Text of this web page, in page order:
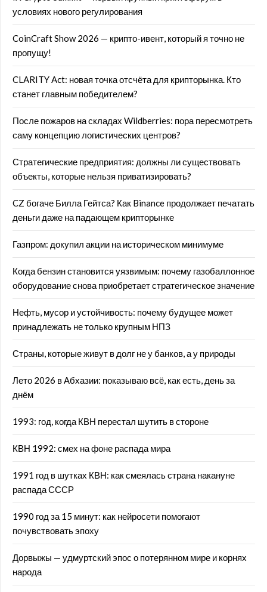
условиях нового регулирования
CoinCraft Show 2026 — крипто-ивент, который я точно не
пропущу!
CLARITY Act: новая точка отсчёта для крипторынка. Кто
станет главным победителем?
После пожаров на складах Wildberries: пора пересмотреть
саму концепцию логистических центров?
Стратегические предприятия: должны ли существовать
объекты, которые нельзя приватизировать?
CZ богаче Билла Гейтса? Как Binance продолжает печатать
деньги даже на падающем крипторынке
Газпром: докупил акции на историческом минимуме
Когда бензин становится уязвимым: почему газобаллонное
оборудование снова приобретает стратегическое значение
Нефть, мусор и устойчивость: почему будущее может
принадлежать не только крупным НПЗ
Страны, которые живут в долг не у банков, а у природы
Лето 2026 в Абхазии: показываю всё, как есть, день за
днём
1993: год, когда КВН перестал шутить в стороне
КВН 1992: смех на фоне распада мира
1991 год в шутках КВН: как смеялась страна накануне
распада СССР
1990 год за 15 минут: как нейросети помогают
почувствовать эпоху
Дорвыжы — удмуртский эпос о потерянном мире и корнях
народа